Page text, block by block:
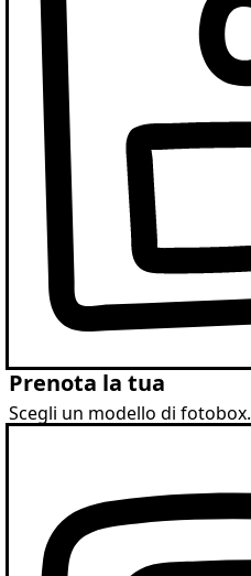
Prenota la tua
Scegli un modello di fotobox.